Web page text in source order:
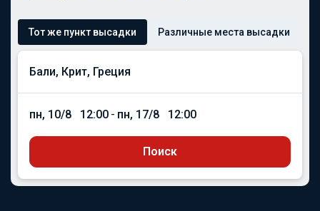
Тот же пункт высадки Различные места высадки
пн, 10/8 12:00 - пн, 17/8 12:00
Поиск